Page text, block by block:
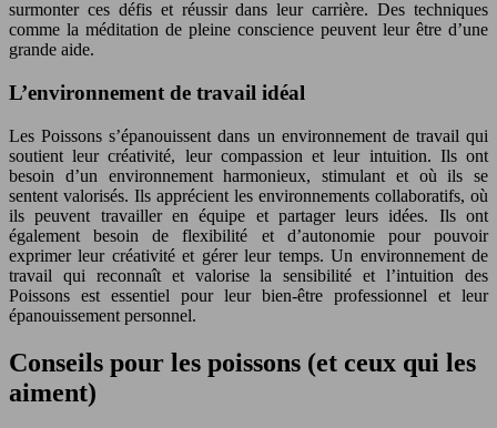
surmonter ces défis et réussir dans leur carrière. Des techniques
comme la méditation de pleine conscience peuvent leur être d’une
grande aide.
L’environnement de travail idéal
Les Poissons s’épanouissent dans un environnement de travail qui
soutient leur créativité, leur compassion et leur intuition. Ils ont
besoin d’un environnement harmonieux, stimulant et où ils se
sentent valorisés. Ils apprécient les environnements collaboratifs, où
ils peuvent travailler en équipe et partager leurs idées. Ils ont
également besoin de flexibilité et d’autonomie pour pouvoir
exprimer leur créativité et gérer leur temps. Un environnement de
travail qui reconnaît et valorise la sensibilité et l’intuition des
Poissons est essentiel pour leur bien-être professionnel et leur
épanouissement personnel.
Conseils pour les poissons (et ceux qui les
aiment)